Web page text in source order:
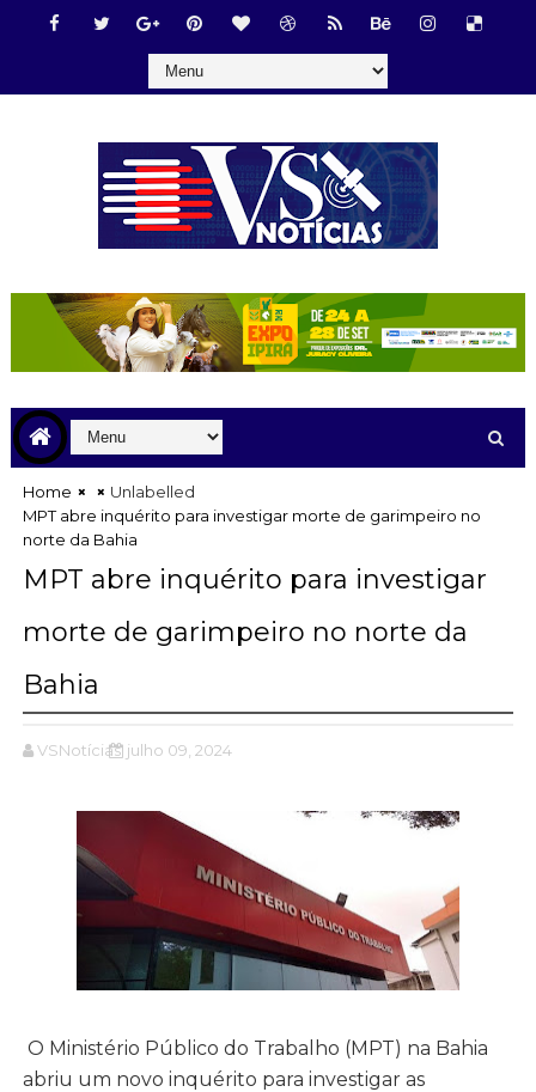
Home
Unlabelled
MPT abre inquérito para investigar morte de garimpeiro no
norte da Bahia
MPT abre inquérito para investigar
morte de garimpeiro no norte da
Bahia
VSNotícias julho 09, 2024
O Ministério Público do Trabalho (MPT) na Bahia
abriu um novo inquérito para investigar as